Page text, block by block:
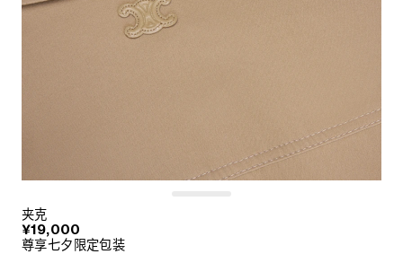
夹克
¥19,000
尊享七夕限定包装